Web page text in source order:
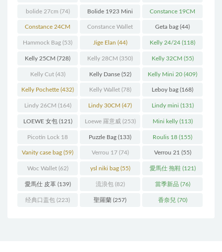
bolide 27cm (74) Bolide 1923 Mini
(93)
Constance 19CM
(571)
Constance 24CM
(216)
Constance Wallet
(60)
Geta bag (44)
Hammock Bag (53) Jige Elan (44) Kelly 24/24 (118)
Kelly 25CM (728) Kelly 28CM (350) Kelly 32CM (55)
Kelly Cut(43) Kelly Danse(52) Kelly Mini 20 (409)
Kelly Pochette (432) Kelly Wallet(78) Leboy bag (168)
Lindy 26CM (164) Lindy 30CM (47) Lindy mini (131)
LOEWE 女包(121) Loewe 羅意威(253) Mini kelly(113)
Picotin Lock 18
(202)
Puzzle Bag (133) Roulis 18 (155)
Vanity case bag (59) Verrou 17(74) Verrou 21 (55)
Woc Wallet(62) ysl niki bag(55) 愛馬仕 拖鞋(121)
愛馬仕 皮革(139) 流浪包(82) 當季新品 (76)
经典口盖包 (223) 聖羅蘭 (257) 香奈兒 (70)